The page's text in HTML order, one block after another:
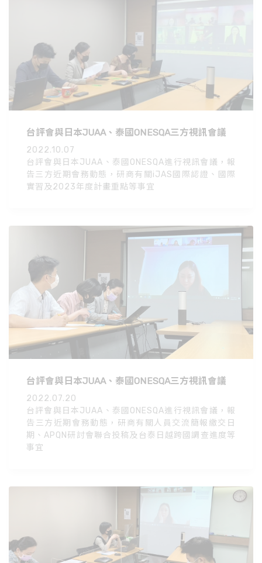
台評會與日本JUAA、泰國ONESQA三方視訊會議
2022.10.07
台評會與日本JUAA、泰國ONESQA進行視訊會議，報
告三方近期會務動態，研商有關iJAS國際認證、國際
實習及2023年度計畫重點等事宜
台評會與日本JUAA、泰國ONESQA三方視訊會議
2022.07.20
台評會與日本JUAA、泰國ONESQA進行視訊會議，報
告三方近期會務動態，研商有關人員交流簡報繳交日
期、APQN研討會聯合投稿及台泰日越跨國調查進度等
事宜